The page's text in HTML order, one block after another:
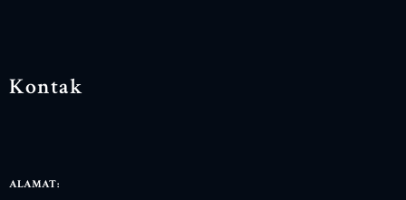
Kontak
ALAMAT: